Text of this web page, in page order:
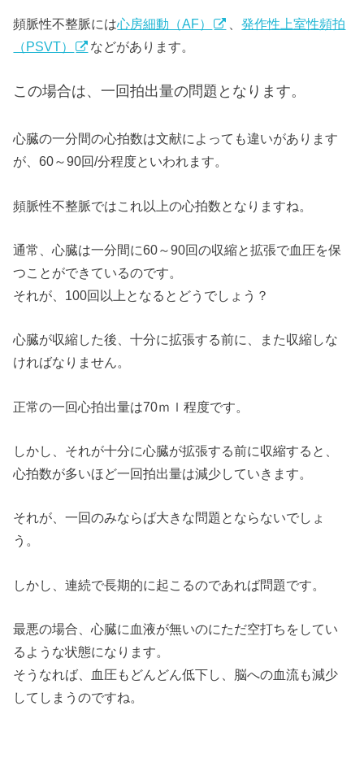
頻脈性不整脈には心房細動（AF） 、発作性上室性頻拍
（PSVT）
などがあります。
この場合は、一回拍出量の問題となります。
心臓の一分間の心拍数は文献によっても違いがあります
が、60～90回/分程度といわれます。
頻脈性不整脈ではこれ以上の心拍数となりますね。
通常、心臓は一分間に60～90回の収縮と拡張で血圧を保
つことができているのです。
それが、100回以上となるとどうでしょう？
心臓が収縮した後、十分に拡張する前に、また収縮しな
ければなりません。
正常の一回心拍出量は70ｍｌ程度です。
しかし、それが十分に心臓が拡張する前に収縮すると、
心拍数が多いほど一回拍出量は減少していきます。
それが、一回のみならば大きな問題とならないでしょ
う。
しかし、連続で長期的に起こるのであれば問題です。
最悪の場合、心臓に血液が無いのにただ空打ちをしてい
るような状態になります。
そうなれば、血圧もどんどん低下し、脳への血流も減少
してしまうのですね。